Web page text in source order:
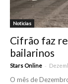
Noticias
Cifrão faz
bailarinos
Stars Online -
O mês de